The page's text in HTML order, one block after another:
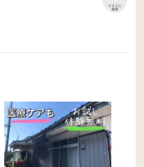
リストに
保存